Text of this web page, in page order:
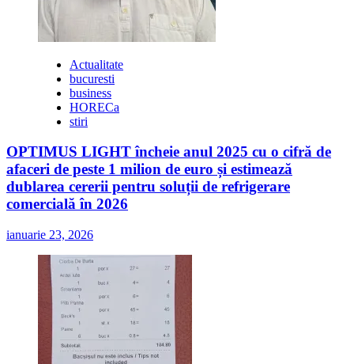
Actualitate
bucuresti
business
HORECa
stiri
OPTIMUS LIGHT încheie anul 2025 cu o cifră de
afaceri de peste 1 milion de euro și estimează
dublarea cererii pentru soluții de refrigerare
comercială în 2026
ianuarie 23, 2026